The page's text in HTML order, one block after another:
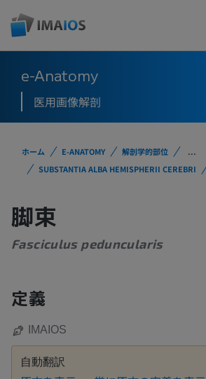
e-Anatomy
医用画像解剖
ホーム E-ANATOMY 解剖学的部位
...
SUBSTANTIA ALBA HEMISPHERII CEREBRI
脚束
Fasciculus peduncularis
定義
IMAIOS
自動翻訳